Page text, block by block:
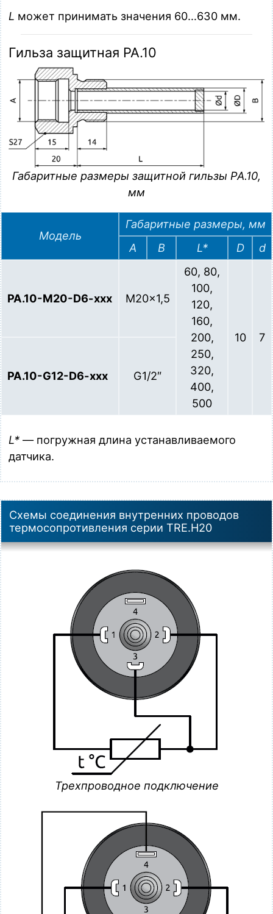
L может принимать значения 60…630 мм.
Гильза защитная PA.10
Габаритные размеры защитной гильзы PA.10,
мм
Модель
Габаритные размеры, мм
A
B L* D d
PA.10-M20-D6-xxx M20x1,5
60, 80,
100,
120,
160,
200,
250,
320,
400,
500
10 7
PA.10-G12-D6-xxx G1/2″
L* — погружная длина устанавливаемого
датчика.
Схемы соединения внутренних проводов
термосопротивления серии TRE.H20
Трехпроводное подключение